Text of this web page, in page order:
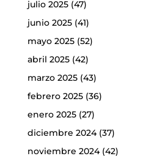
julio 2025(47)
junio 2025(41)
mayo 2025(52)
abril 2025(42)
marzo 2025(43)
febrero 2025(36)
enero 2025(27)
diciembre 2024(37)
noviembre 2024(42)